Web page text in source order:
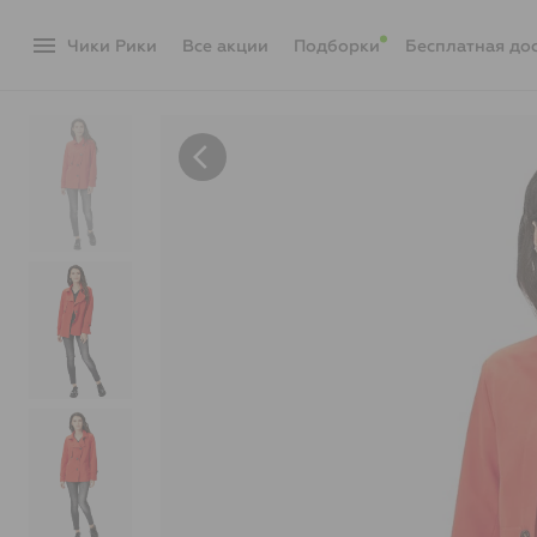
menu Чики Рики акции Подборки Бесплатная
arrow_back_ios